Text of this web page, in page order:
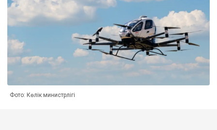
Фото: Көлік министрлігі